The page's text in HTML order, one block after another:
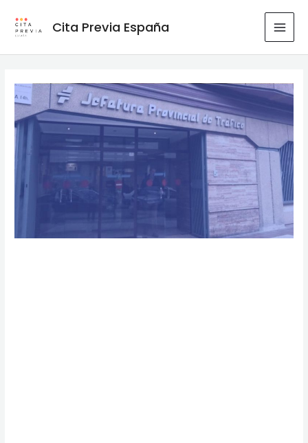
Cita Previa España